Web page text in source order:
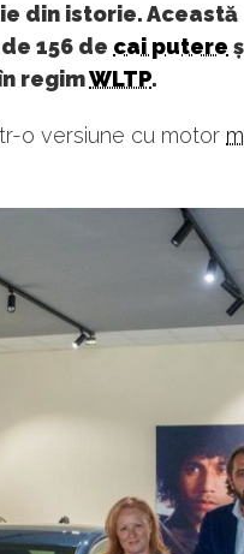
din istorie. Această
156 de cai putere
regimWLTP.
o versiune cu motor